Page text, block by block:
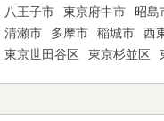
八王子市 東京府中市 昭島
清瀬市
多摩市 稲城市 西
東京世田谷区
東京杉並区